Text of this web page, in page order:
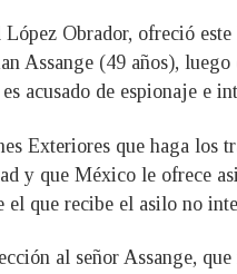
Obrador, ofreció
Assange (49 años),
acusado de espionaje e
Exteriores que haga los
y que México le ofrece
que recibe el asilo no
al señor Assange,